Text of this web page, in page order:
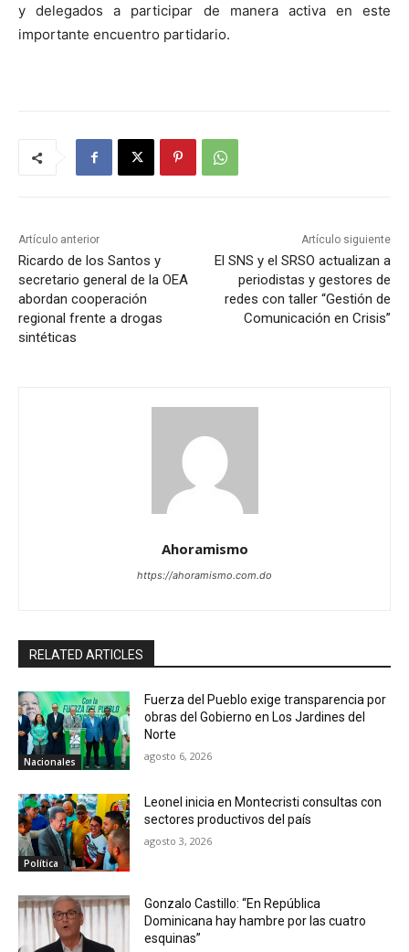
y delegados a participar de manera activa en este
importante encuentro partidario.
Artículo anterior
Ricardo de los Santos y
secretario general de la OEA
abordan cooperación
regional frente a drogas
sintéticas
Artículo siguiente
El SNS y el SRSO actualizan a
periodistas y gestores de
redes con taller “Gestión de
Comunicación en Crisis”
Ahoramismo
https://ahoramismo.com.do
RELATED ARTICLES
Nacionales
Fuerza del Pueblo exige transparencia por
obras del Gobierno en Los Jardines del
Norte
agosto 6, 2026
Política
Leonel inicia en Montecristi consultas con
sectores productivos del país
agosto 3, 2026
Gonzalo Castillo: “En República
Dominicana hay hambre por las cuatro
esquinas”